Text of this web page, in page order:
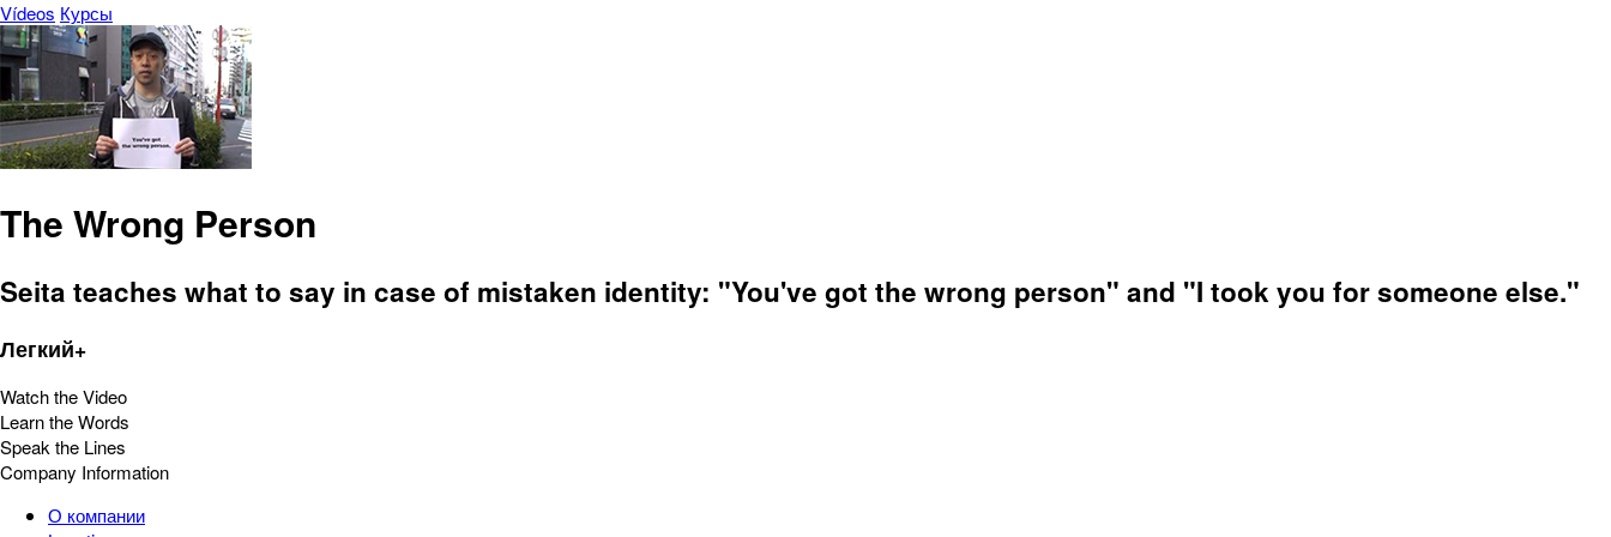
Vídeos Курсы
The Wrong Person
Seita teaches what to say in case of mistaken identity: "You've got the wrong person" and "I took you for someone else."
Легкий+
Watch the Video
Learn the Words
Speak the Lines
Company Information
О компании